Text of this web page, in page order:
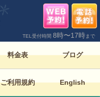
TEL受付時間 8時〜17時まで
料金表 ブログ
ご利用規約 English